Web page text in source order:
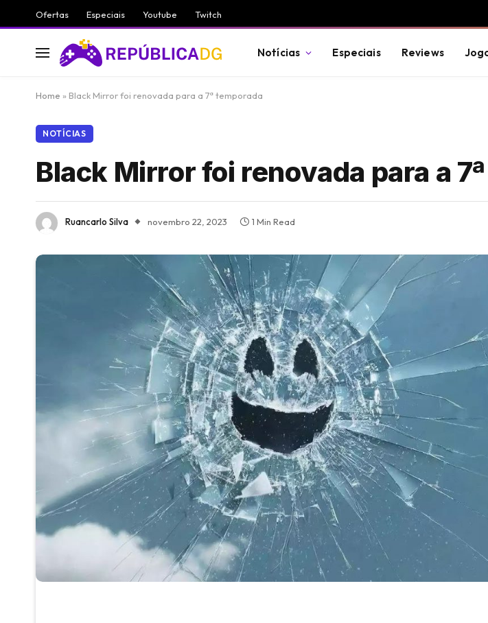
Ofertas Especiais Youtube Twitch
Notícias Especiais Reviews
Home » Black Mirror foi renovada para a 7ª temporada
NOTÍCIAS
Black Mirror foi renovada para a
Ruancarlo Silva novembro 22, 2023 1 Min Read